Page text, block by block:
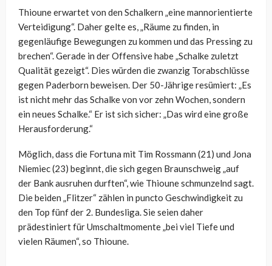
Thioune erwartet von den Schalkern „eine mannorientierte
Verteidigung“. Daher gelte es, „Räume zu finden, in
gegenläufige Bewegungen zu kommen und das Pressing zu
brechen“. Gerade in der Offensive habe „Schalke zuletzt
Qualität gezeigt“. Dies würden die zwanzig Torabschlüsse
gegen Paderborn beweisen. Der 50-Jährige resümiert: „Es
ist nicht mehr das Schalke von vor zehn Wochen, sondern
ein neues Schalke.“ Er ist sich sicher: „Das wird eine große
Herausforderung.“
Möglich, dass die Fortuna mit Tim Rossmann (21) und Jona
Niemiec (23) beginnt, die sich gegen Braunschweig „auf
der Bank ausruhen durften“, wie Thioune schmunzelnd sagt.
Die beiden „Flitzer“ zählen in puncto Geschwindigkeit zu
den Top fünf der 2. Bundesliga. Sie seien daher
prädestiniert für Umschaltmomente „bei viel Tiefe und
vielen Räumen“, so Thioune.